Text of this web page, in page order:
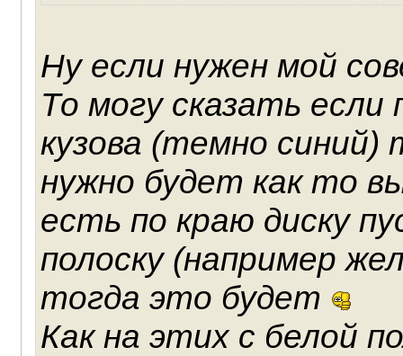
Ну если нужен мой
То могу сказать
кузова (темно
нужно будет как то
есть по краю диску
полоску (например
тогда это будет
Как на этих с белой